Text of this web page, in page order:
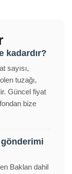
kadardır?
sayısı,
tuzağı,
Güncel fiyat
bize
gönderimi
Baklan dahil